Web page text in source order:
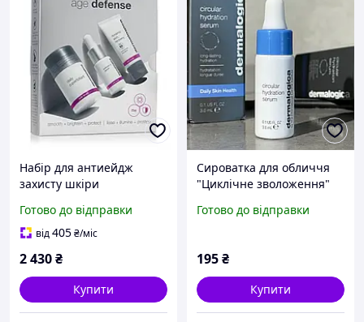
Набір для антиейдж
захисту шкіри
Kit
Готово до відправки
від405₴/міс
2 430₴
Купити
Сироватка для обличчя
"Циклічне зволоження"
Hydration Serum 3 ml (без
Готово до відправки
195₴
Купити